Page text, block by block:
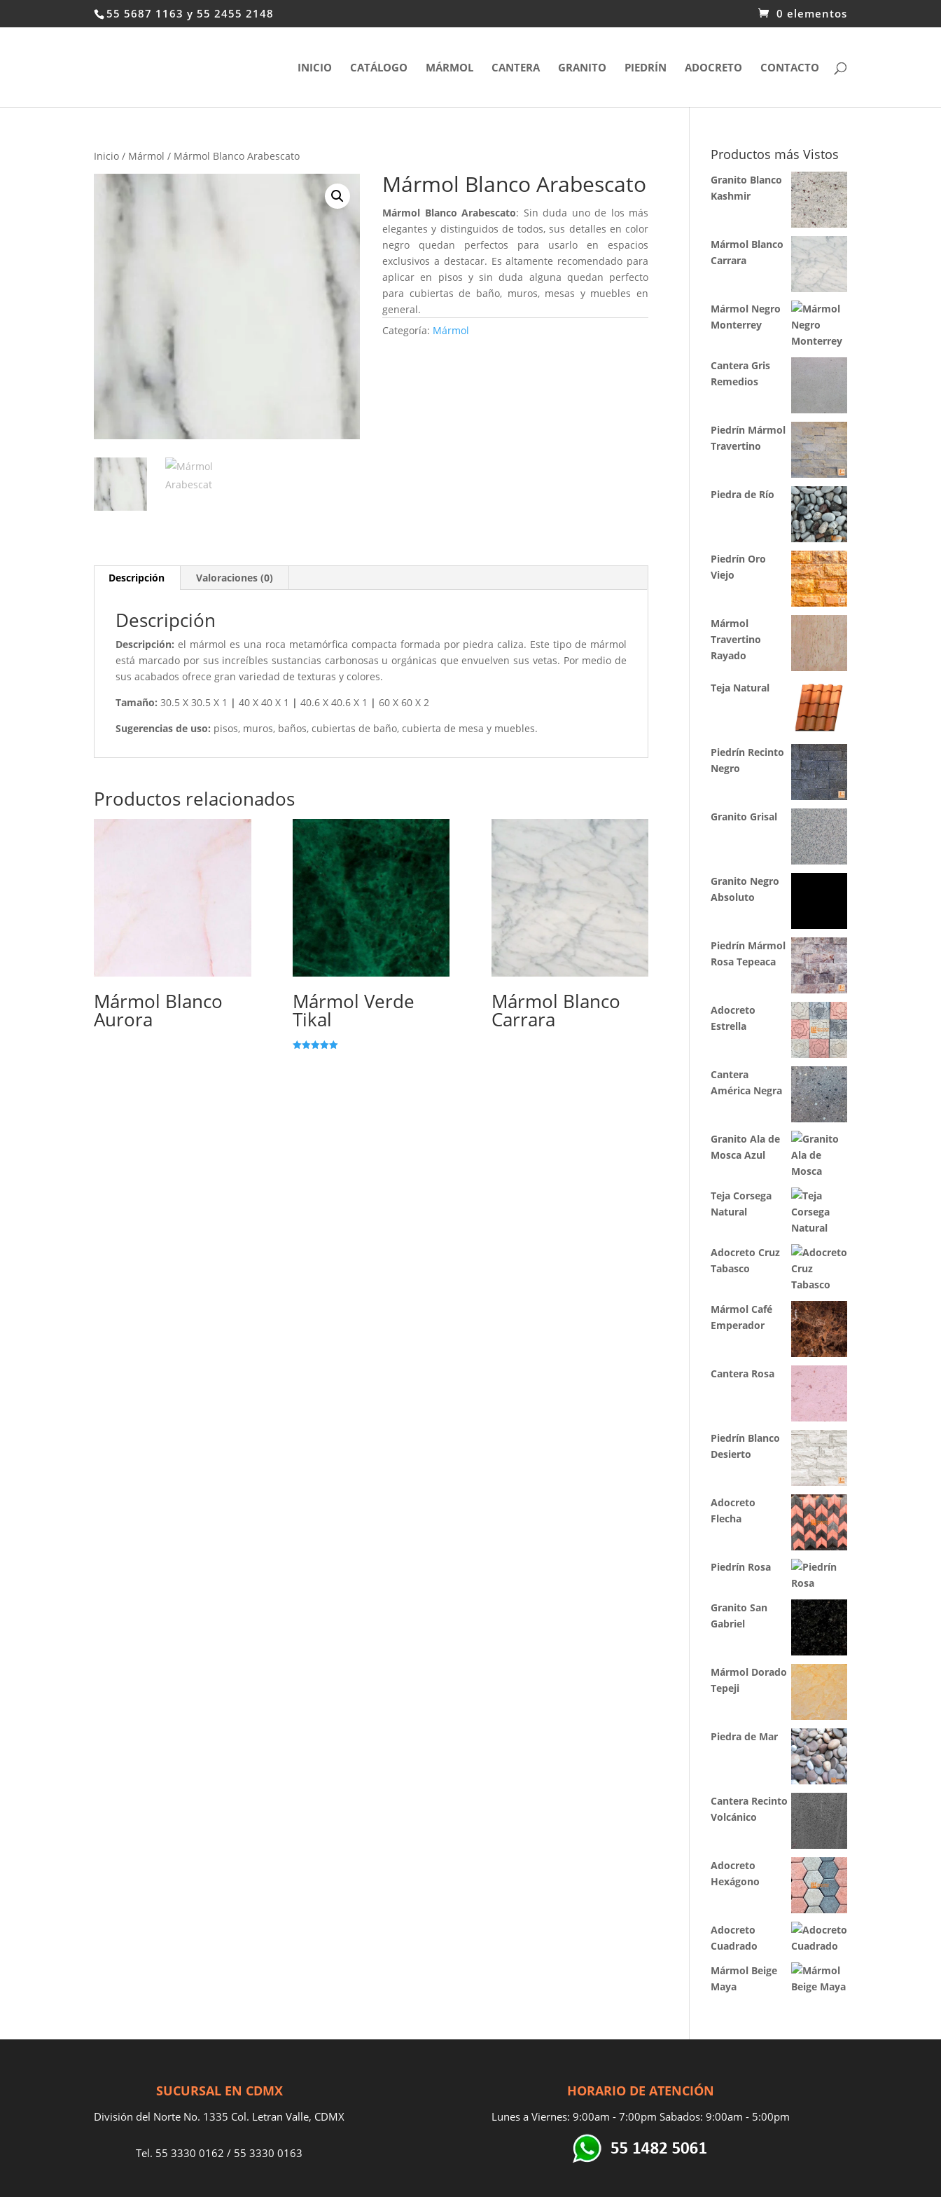
55 5687 1163 y 55 2455 2148 0 elementos
INICIO CATÁLOGO MÁRMOL CANTERA GRANITO PIEDRÍN ADOCRETO CONTACTO
Inicio / Mármol / Mármol Blanco Arabescato
Mármol Blanco Arabescato
Mármol Blanco Arabescato: Sin duda uno de los más
elegantes y distinguidos de todos, sus detalles en color
negro quedan perfectos para usarlo en espacios
exclusivos a destacar. Es altamente recomendado para
aplicar en pisos y sin duda alguna quedan perfecto
para cubiertas de baño, muros, mesas y muebles en
general.
Categoría: Mármol
Descripción Valoraciones (0)
Descripción
Descripción: el mármol es una roca metamórfica compacta formada por piedra caliza. Este tipo de mármol
está marcado por sus increíbles sustancias carbonosas u orgánicas que envuelven sus vetas. Por medio de
sus acabados ofrece gran variedad de texturas y colores.
Tamaño: 30.5 X 30.5 X 1 | 40 X 40 X 1 | 40.6 X 40.6 X 1 | 60 X 60 X 2
Sugerencias de uso: pisos, muros, baños, cubiertas de baño, cubierta de mesa y muebles.
Productos relacionados
Mármol Blanco
Aurora
Mármol Verde
Tikal
Mármol Blanco
Carrara
Productos más Vistos
Granito Blanco
Kashmir
Mármol Blanco
Carrara
Mármol Negro
Monterrey
Cantera Gris
Remedios
Piedrín Mármol
Travertino
Piedra de Río
Piedrín Oro
Viejo
Mármol
Travertino
Rayado
Teja Natural
Piedrín Recinto
Negro
Granito Grisal
Granito Negro
Absoluto
Piedrín Mármol
Rosa Tepeaca
Adocreto
Estrella
Cantera
América Negra
Granito Ala de
Mosca Azul
Teja Corsega
Natural
Adocreto Cruz
Tabasco
Mármol Café
Emperador
Cantera Rosa
Piedrín Blanco
Desierto
Adocreto
Flecha
Piedrín Rosa
Granito San
Gabriel
Mármol Dorado
Tepeji
Piedra de Mar
Cantera Recinto
Volcánico
Adocreto
Hexágono
Adocreto
Cuadrado
Mármol Beige
Maya
SUCURSAL EN CDMX
División del Norte No. 1335 Col. Letran Valle, CDMX
Tel. 55 3330 0162 / 55 3330 0163
HORARIO DE ATENCIÓN
Lunes a Viernes: 9:00am - 7:00pm Sabados: 9:00am - 5:00pm